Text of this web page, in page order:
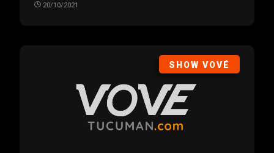
20/10/2021
SHOW VOVÉ